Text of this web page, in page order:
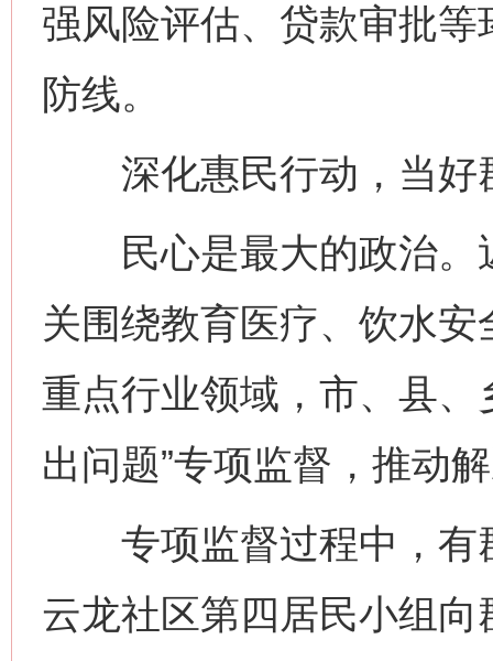
强风险评估、贷款审批
防线。
深化惠民行动，当好
民心是最大的政治。
关围绕教育医疗、饮水
重点行业领域，市、县、
出问题”专项监督，推动
专项监督过程中，有
云龙社区第四居民小组